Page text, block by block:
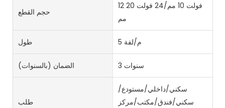
حجم القطع
12 فولت 10 مم/24 فولت 20
مم
طول 5 م/لفة
الضمان (بالسنوات) 3 سنوات
طلب
سكني/داخلي/مستودع/
سكني/فندق/مكتب/مركز